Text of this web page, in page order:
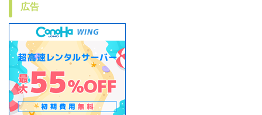
広告